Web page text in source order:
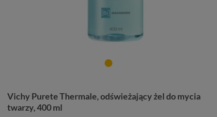
Vichy Purete Thermale, odświeżający żel do mycia
twarzy, 400 ml